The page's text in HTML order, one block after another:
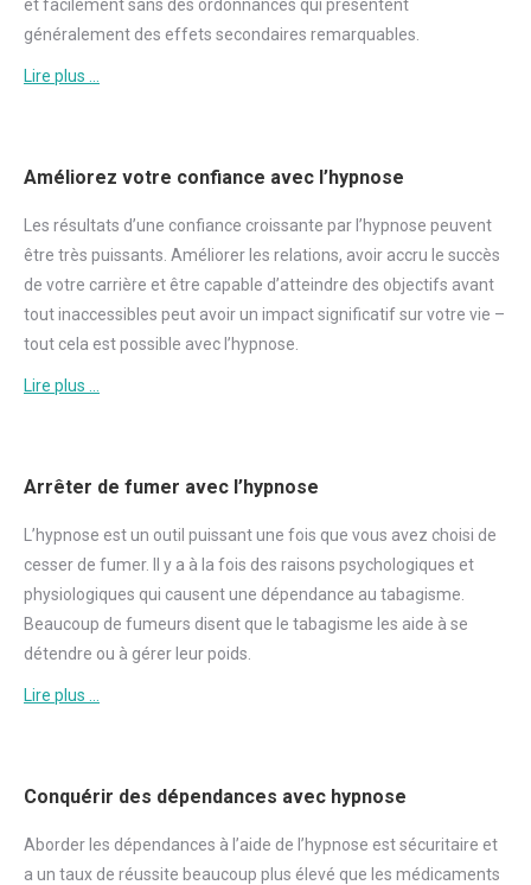
et facilement sans des ordonnances qui présentent
généralement des effets secondaires remarquables.
Lire plus …
Améliorez votre confiance avec l’hypnose
Les résultats d’une confiance croissante par l’hypnose peuvent
être très puissants. Améliorer les relations, avoir accru le succès
de votre carrière et être capable d’atteindre des objectifs avant
tout inaccessibles peut avoir un impact significatif sur votre vie –
tout cela est possible avec l’hypnose.
Lire plus …
Arrêter de fumer avec l’hypnose
L’hypnose est un outil puissant une fois que vous avez choisi de
cesser de fumer. Il y a à la fois des raisons psychologiques et
physiologiques qui causent une dépendance au tabagisme.
Beaucoup de fumeurs disent que le tabagisme les aide à se
détendre ou à gérer leur poids.
Lire plus …
Conquérir des dépendances avec hypnose
Aborder les dépendances à l’aide de l’hypnose est sécuritaire et
a un taux de réussite beaucoup plus élevé que les médicaments